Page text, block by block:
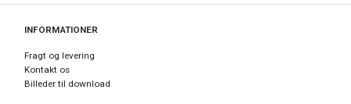
INFORMATIONER
Fragt og levering
Kontakt os
Billeder til download